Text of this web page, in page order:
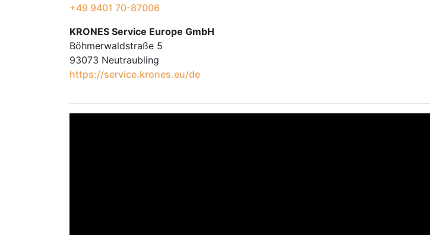
+49 9401 70-87006
KRONES Service Europe GmbH
Böhmerwaldstraße 5
93073 Neutraubling
https://service.krones.eu/de